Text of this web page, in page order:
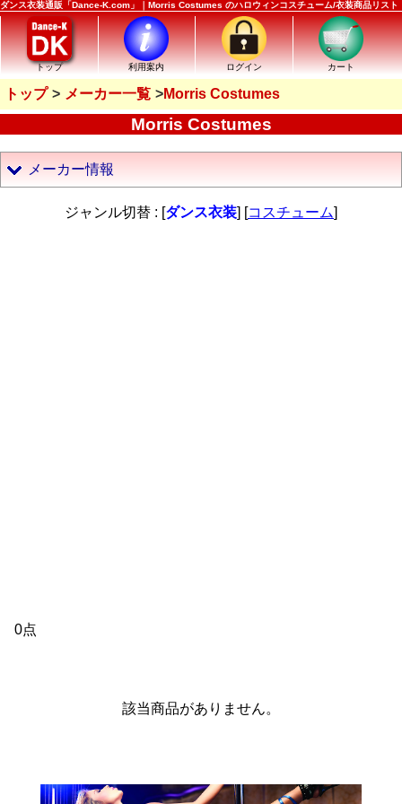
ダンス衣装通販「Dance-K.com」｜Morris Costumes のハロウィンコスチューム/衣装商品リスト
トップ 利用案内 ログイン カート
トップ メーカー一覧 Morris Costumes
Morris Costumes
メーカー情報
ジャンル切替 : [ダンス衣装] [コスチューム]
0点
該当商品がありません。